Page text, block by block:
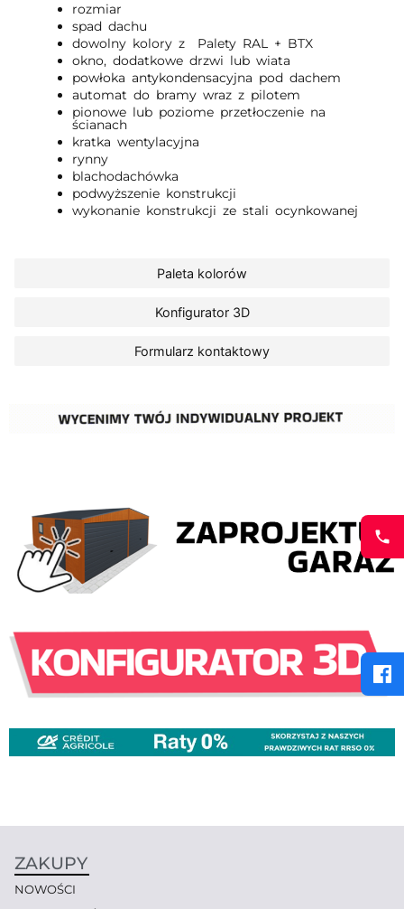
Paleta kolorów
Konfigurator 3D
Formularz kontaktowy
rozmiar
spad dachu
dowolny kolory z Palety RAL + BTX
okno, dodatkowe drzwi lub wiata
powłoka antykondensacyjna pod dachem
automat do bramy wraz z pilotem
pionowe lub poziome przetłoczenie na
ścianach
kratka wentylacyjna
rynny
blachodachówka
podwyższenie konstrukcji
wykonanie konstrukcji ze stali ocynkowanej
ZAKUPY
NOWOŚCI